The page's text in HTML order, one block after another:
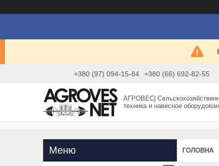
+380 (97) 094-15-84 +380 (66) 692-82-55
АГРОВЕС|
техника и навесное
ГОЛОВНА